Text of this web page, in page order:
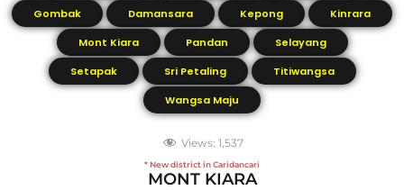
Gombak
Damansara Kepong
Kinrara
Mont Kiara
Pandan
Selayang
Setapak
Sri Petaling
Titiwangsa
Wangsa Maju
Views: 1,537
* New district in Caridancari
MONT KIARA